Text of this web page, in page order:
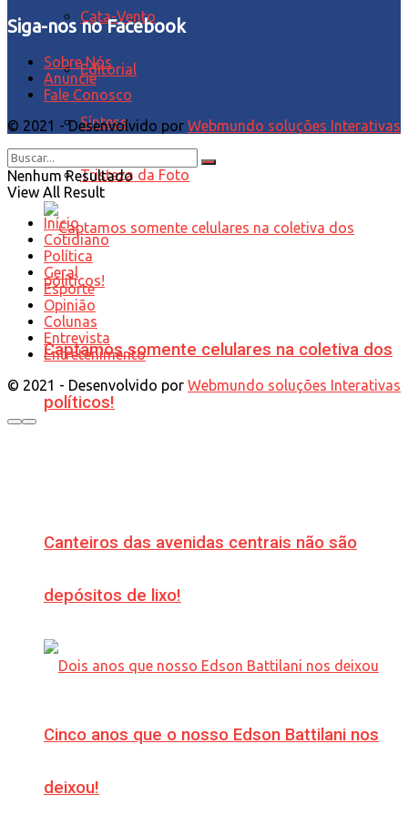
Cata-Vento
Editorial
Síntese
Tristeza da Foto
Captamos somente celulares na coletiva dos
políticos!
Canteiros das avenidas centrais não são
depósitos de lixo!
Cinco anos que o nosso Edson Battilani nos
deixou!
Siga-nos no Facebook
Sobre Nós
Anuncie
Fale Conosco
© 2021 - Desenvolvido por Webmundo soluções Interativas
Nenhum Resultado
View All Result
Início
Cotidiano
Política
Geral
Esporte
Opinião
Colunas
Entrevista
Entretenimento
© 2021 - Desenvolvido por Webmundo soluções Interativas